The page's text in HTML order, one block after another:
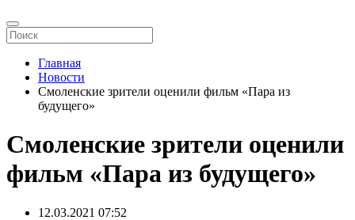
Главная
Новости
Смоленские зрители оценили фильм «Пара из
будущего»
Смоленские зрители оценили
фильм «Пара из будущего»
12.03.2021 07:52